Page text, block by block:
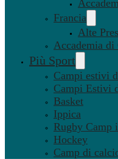
Francia
Alte
Accademia di
Più Sport
Campi estivi
Campi Estivi
Basket
Ippica
Rugby Camp
Hockey
Camp di